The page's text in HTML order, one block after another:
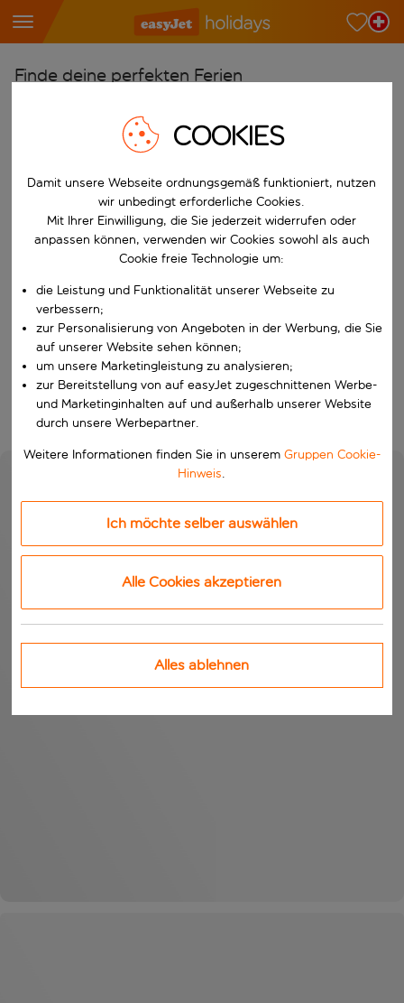
Finde deine perfekten Ferien
Wähle deine Flughäfen
Beginne mit der Eingabe für die automatische
Reiseziele finden
Nach
W&auml;hle ein Ab- und R&uuml;ckflugdatum aus.
Wähle deine Reisedaten
Wann
Wer
Suchen
COOKIES
Damit unsere Webseite ordnungsgemäß funktioniert, nutzen
wir unbedingt erforderliche Cookies.
Mit Ihrer Einwilligung, die Sie jederzeit widerrufen oder
anpassen können, verwenden wir Cookies sowohl als auch
Cookie freie Technologie um:
die Leistung und Funktionalität unserer Webseite zu
verbessern;
zur Personalisierung von Angeboten in der Werbung, die Sie
auf unserer Website sehen können;
um unsere Marketingleistung zu analysieren;
zur Bereitstellung von auf easyJet zugeschnittenen Werbe-
und Marketinginhalten auf und außerhalb unserer Website
durch unsere Werbepartner.
Weitere Informationen finden Sie in unserem Gruppen Cookie-
Hinweis.
Ich möchte selber auswählen
Alle Cookies akzeptieren
Alles ablehnen